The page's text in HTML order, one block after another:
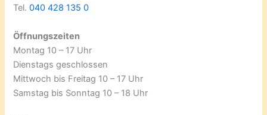
Tel.040 428 135 0
Öffnungszeiten
Montag 10 – 17 Uhr
Dienstags geschlossen
Mittwoch bis Freitag 10 – 17 Uhr
Samstag bis Sonntag 10 – 18 Uhr